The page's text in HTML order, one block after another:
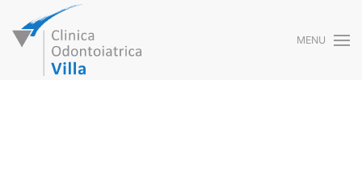
Skip to main content MENU